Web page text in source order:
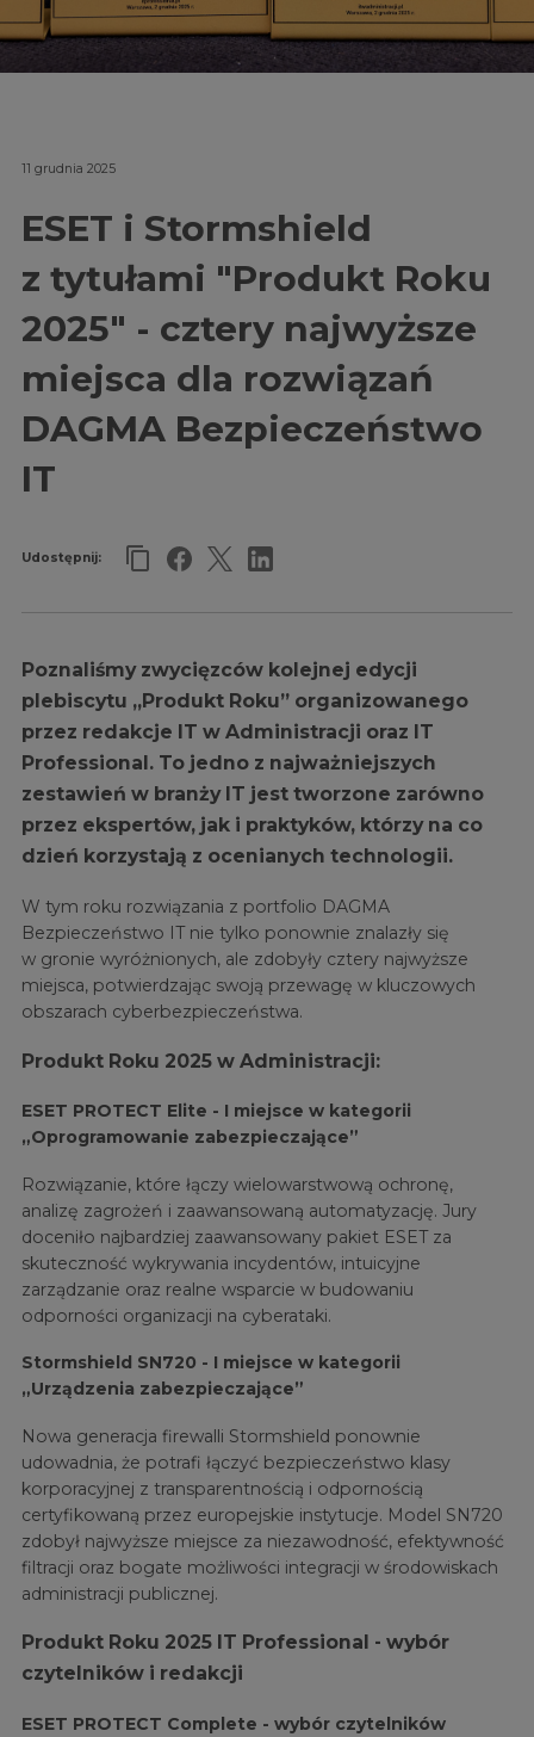
11 grudnia 2025
ESET i Stormshield
z tytułami "Produkt Roku
2025" - cztery najwyższe
miejsca dla rozwiązań
DAGMA Bezpieczeństwo
IT
Udostępnij:
Poznaliśmy zwycięzców kolejnej edycji
plebiscytu „Produkt Roku” organizowanego
przez redakcje IT w Administracji oraz IT
Professional. To jedno z najważniejszych
zestawień w branży IT jest tworzone zarówno
przez ekspertów, jak i praktyków, którzy na co
dzień korzystają z ocenianych technologii.
W tym roku rozwiązania z portfolio DAGMA
Bezpieczeństwo IT nie tylko ponownie znalazły się
w gronie wyróżnionych, ale zdobyły cztery najwyższe
miejsca, potwierdzając swoją przewagę w kluczowych
obszarach cyberbezpieczeństwa.
Produkt Roku 2025 w Administracji:
ESET PROTECT Elite - I miejsce w kategorii
„Oprogramowanie zabezpieczające”
Rozwiązanie, które łączy wielowarstwową ochronę,
analizę zagrożeń i zaawansowaną automatyzację. Jury
doceniło najbardziej zaawansowany pakiet ESET za
skuteczność wykrywania incydentów, intuicyjne
zarządzanie oraz realne wsparcie w budowaniu
odporności organizacji na cyberataki.
Stormshield SN720 - I miejsce w kategorii
„Urządzenia zabezpieczające”
Nowa generacja firewalli Stormshield ponownie
udowadnia, że potrafi łączyć bezpieczeństwo klasy
korporacyjnej z transparentnością i odpornością
certyfikowaną przez europejskie instytucje. Model SN720
zdobył najwyższe miejsce za niezawodność, efektywność
filtracji oraz bogate możliwości integracji w środowiskach
administracji publicznej.
Produkt Roku 2025 IT Professional - wybór
czytelników i redakcji
ESET PROTECT Complete - wybór czytelników